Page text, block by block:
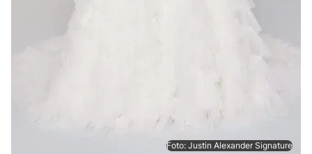
Foto: Justin Alexander Signature